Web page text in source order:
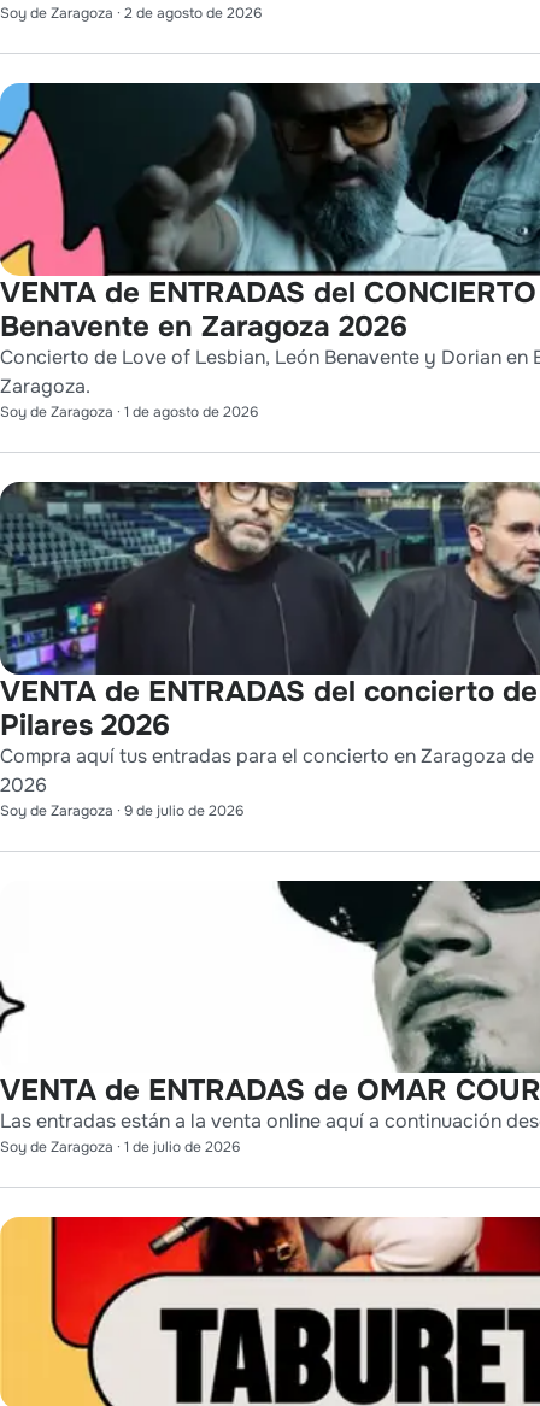
Soy de Zaragoza · 2 de agosto de 2026
VENTA de ENTRADAS del
Benavente en Zaragoza 2026
Concierto de Love of Lesbian, León Benavente y Dorian
Zaragoza.
Soy de Zaragoza · 1 de agosto de 2026
VENTA de ENTRADAS del concierto
Pilares 2026
Compra aquí tus entradas para el concierto en Zaragoza
2026
Soy de Zaragoza · 9 de julio de 2026
VENTA de ENTRADAS de OMAR
Las entradas están a la venta online aquí a continuación
Soy de Zaragoza · 1 de julio de 2026